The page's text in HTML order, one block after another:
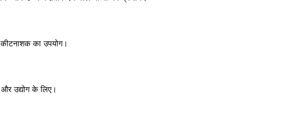
का उपयोग।
उद्योग के लिए।